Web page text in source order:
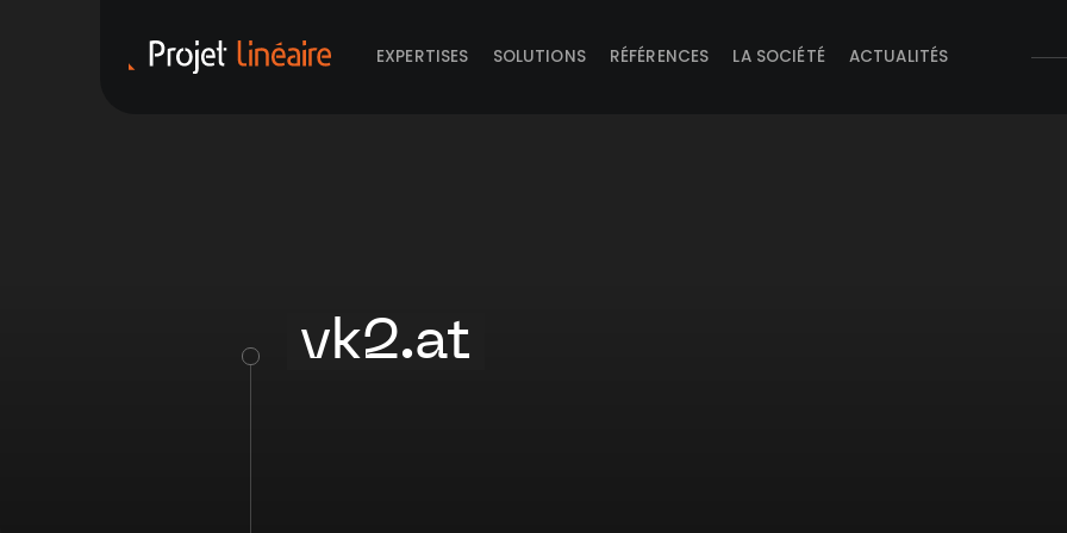
EXPERTISES SOLUTIONS RÉFÉRENCES LA SOCIÉTÉ ACTUALITÉS
vk2.at